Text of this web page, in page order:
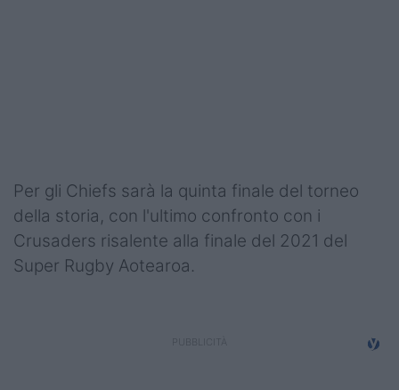
Per gli Chiefs sarà la quinta finale del torneo
della storia, con l'ultimo confronto con i
Crusaders risalente alla finale del 2021 del
Super Rugby Aotearoa.